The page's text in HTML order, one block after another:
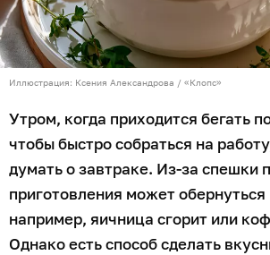
Иллюстрация: Ксения Александрова / «Клопс»
Утром, когда приходится бегать
чтобы быстро собраться на
думать о завтраке. Из-за спешки
приготовления может
например, яичница сгорит или
Однако есть способ сделать